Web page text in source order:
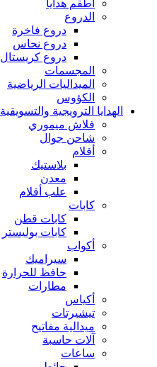
أطقم هدايا
الدروع
دروع فاخرة
دروع نحاس
دروع كريستال
المجسمات
الميداليات الرياضية
الكؤوس
الهدايا الترويجية والتسويقية
فلاش ميموري
شاحن جوال
أقلام
بلاستيك
معدن
علب أقلام
كابات
كابات قطن
كابات بوليستر
أكواب
سيراميك
حافظ للحرارة
مطارات
أكياس
تيشيرتات
ميدالية مفاتيح
آلات حاسبة
ساعات